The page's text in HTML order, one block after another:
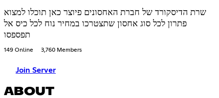
שרת הדיסקורד של חברת האחסונים פיוצר כאן תוכלו למצוא
פתרון לכל סוג אחסון שתצטרכו במחיר נוח לכל כיס אל
תפספסו
149 Online 3,760 Members
Join Server
ABOUT